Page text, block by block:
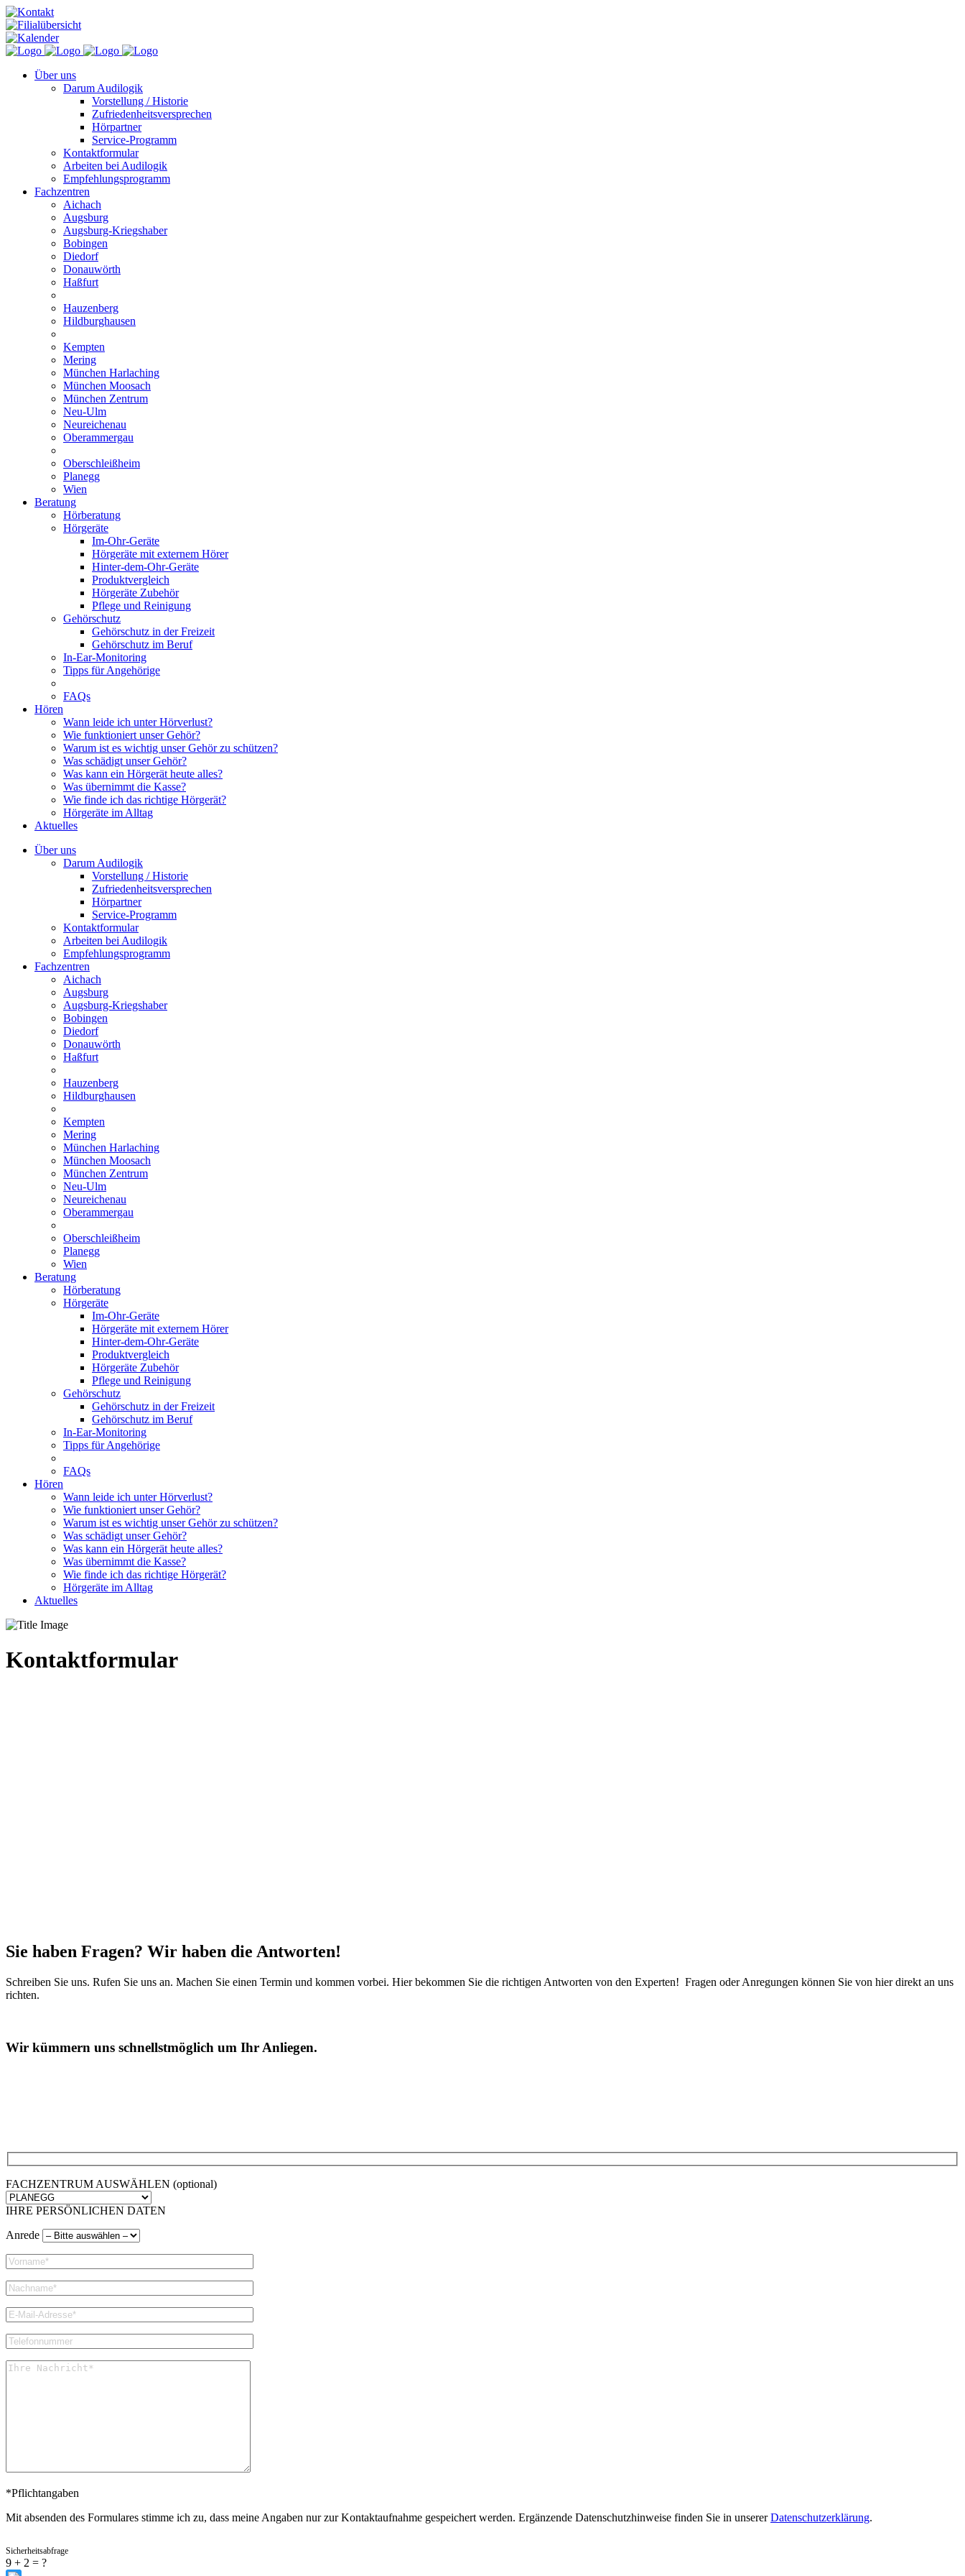
Über uns
Darum Audilogik
Vorstellung / Historie
Zufriedenheitsversprechen
Hörpartner
Service-Programm
Kontaktformular
Arbeiten bei Audilogik
Empfehlungsprogramm
Fachzentren
Aichach
Augsburg
Augsburg-Kriegshaber
Bobingen
Diedorf
Donauwörth
Haßfurt
Hauzenberg
Hildburghausen
Kempten
Mering
München Harlaching
München Moosach
München Zentrum
Neu-Ulm
Neureichenau
Oberammergau
Oberschleißheim
Planegg
Wien
Beratung
Hörberatung
Hörgeräte
Im-Ohr-Geräte
Hörgeräte mit externem Hörer
Hinter-dem-Ohr-Geräte
Produktvergleich
Hörgeräte Zubehör
Pflege und Reinigung
Gehörschutz
Gehörschutz in der Freizeit
Gehörschutz im Beruf
In-Ear-Monitoring
Tipps für Angehörige
FAQs
Hören
Wann leide ich unter Hörverlust?
Wie funktioniert unser Gehör?
Warum ist es wichtig unser Gehör zu schützen?
Was schädigt unser Gehör?
Was kann ein Hörgerät heute alles?
Was übernimmt die Kasse?
Wie finde ich das richtige Hörgerät?
Hörgeräte im Alltag
Aktuelles
Über uns
Darum Audilogik
Vorstellung / Historie
Zufriedenheitsversprechen
Hörpartner
Service-Programm
Kontaktformular
Arbeiten bei Audilogik
Empfehlungsprogramm
Fachzentren
Aichach
Augsburg
Augsburg-Kriegshaber
Bobingen
Diedorf
Donauwörth
Haßfurt
Hauzenberg
Hildburghausen
Kempten
Mering
München Harlaching
München Moosach
München Zentrum
Neu-Ulm
Neureichenau
Oberammergau
Oberschleißheim
Planegg
Wien
Beratung
Hörberatung
Hörgeräte
Im-Ohr-Geräte
Hörgeräte mit externem Hörer
Hinter-dem-Ohr-Geräte
Produktvergleich
Hörgeräte Zubehör
Pflege und Reinigung
Gehörschutz
Gehörschutz in der Freizeit
Gehörschutz im Beruf
In-Ear-Monitoring
Tipps für Angehörige
FAQs
Hören
Wann leide ich unter Hörverlust?
Wie funktioniert unser Gehör?
Warum ist es wichtig unser Gehör zu schützen?
Was schädigt unser Gehör?
Was kann ein Hörgerät heute alles?
Was übernimmt die Kasse?
Wie finde ich das richtige Hörgerät?
Hörgeräte im Alltag
Aktuelles
Kontaktformular
Sie haben Fragen? Wir haben die Antworten!
Schreiben Sie uns. Rufen Sie uns an. Machen Sie einen Termin und kommen vorbei. Hier bekommen Sie die richtigen Antworten von den Experten! Fragen oder Anregungen können Sie von hier direkt an uns
richten.
Wir kümmern uns schnellstmöglich um Ihr Anliegen.
FACHZENTRUM AUSWÄHLEN (optional)
IHRE PERSÖNLICHEN DATEN
Anrede
*Pflichtangaben
Mit absenden des Formulares stimme ich zu, dass meine Angaben nur zur Kontaktaufnahme gespeichert werden. Ergänzende Datenschutzhinweise finden Sie in unsererDatenschutzerklärung.
Sicherheitsabfrage
9 + 2 = ?